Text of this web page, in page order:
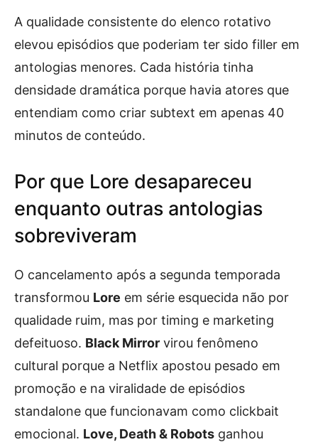
A qualidade consistente do elenco rotativo
elevou episódios que poderiam ter sido filler em
antologias menores. Cada história tinha
densidade dramática porque havia atores que
entendiam como criar subtext em apenas 40
minutos de conteúdo.
Por que Lore desapareceu
enquanto outras antologias
sobreviveram
O cancelamento após a segunda temporada
transformou Lore em série esquecida não por
qualidade ruim, mas por timing e marketing
defeituoso. Black Mirror virou fenômeno
cultural porque a Netflix apostou pesado em
promoção e na viralidade de episódios
standalone que funcionavam como clickbait
emocional. Love, Death & Robots ganhou